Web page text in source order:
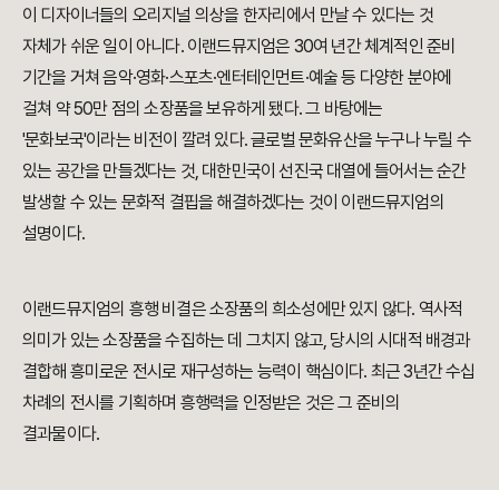
이 디자이너들의 오리지널 의상을 한자리에서 만날 수 있다는 것
자체가 쉬운 일이 아니다. 이랜드뮤지엄은 30여 년간 체계적인 준비
기간을 거쳐 음악·영화·스포츠·엔터테인먼트·예술 등 다양한 분야에
걸쳐 약 50만 점의 소장품을 보유하게 됐다. 그 바탕에는
'문화보국'이라는 비전이 깔려 있다. 글로벌 문화유산을 누구나 누릴 수
있는 공간을 만들겠다는 것, 대한민국이 선진국 대열에 들어서는 순간
발생할 수 있는 문화적 결핍을 해결하겠다는 것이 이랜드뮤지엄의
설명이다.
이랜드뮤지엄의 흥행 비결은 소장품의 희소성에만 있지 않다. 역사적
의미가 있는 소장품을 수집하는 데 그치지 않고, 당시의 시대적 배경과
결합해 흥미로운 전시로 재구성하는 능력이 핵심이다. 최근 3년간 수십
차례의 전시를 기획하며 흥행력을 인정받은 것은 그 준비의
결과물이다.